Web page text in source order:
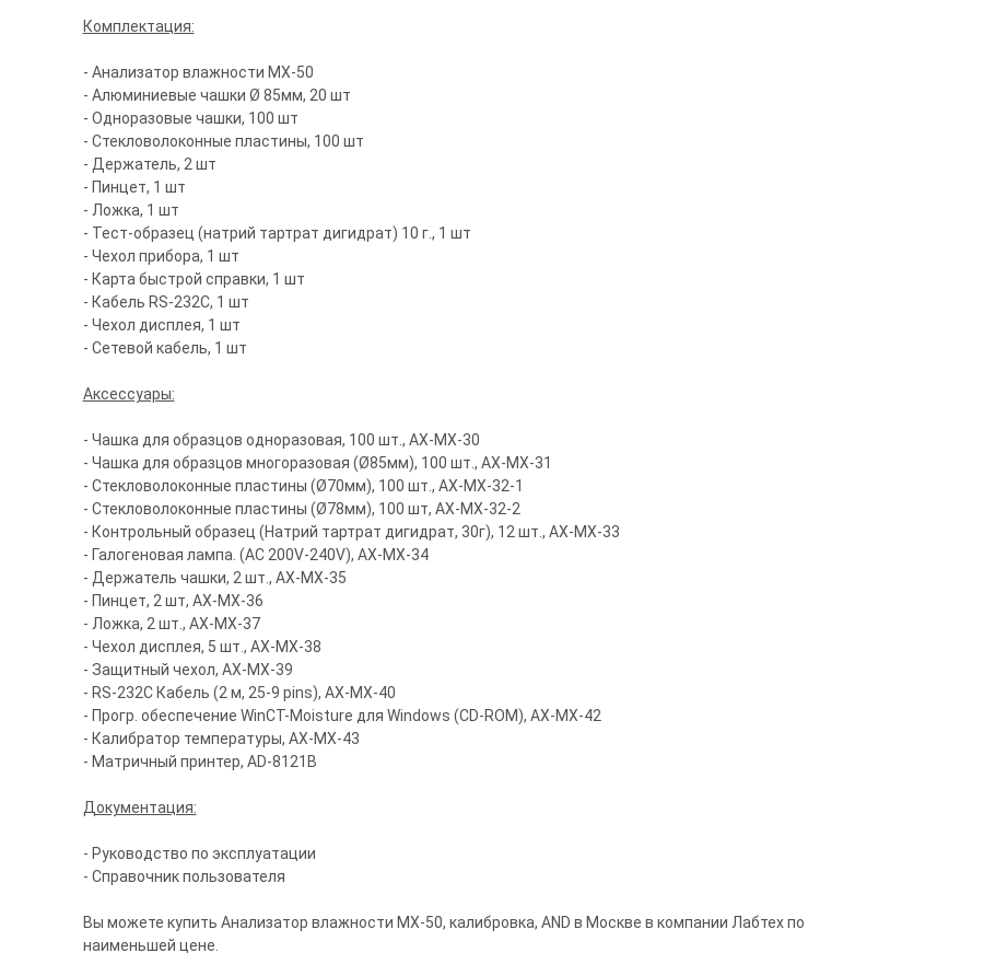
Комплектация:
- Анализатор влажности MX-50
- Алюминиевые чашки Ø 85мм, 20 шт
- Одноразовые чашки, 100 шт
- Стекловолоконные пластины, 100 шт
- Держатель, 2 шт
- Пинцет, 1 шт
- Ложка, 1 шт
- Тест-образец (натрий тартрат дигидрат) 10 г., 1 шт
- Чехол прибора, 1 шт
- Карта быстрой справки, 1 шт
- Кабель RS-232C, 1 шт
- Чехол дисплея, 1 шт
- Сетевой кабель, 1 шт
Аксессуары:
- Чашка для образцов одноразовая, 100 шт., AX-MX-30
- Чашка для образцов многоразовая (Ø85мм), 100 шт., AX-MX-31
- Стекловолоконные пластины (Ø70мм), 100 шт., AX-MX-32-1
- Стекловолоконные пластины (Ø78мм), 100 шт, AX-MX-32-2
- Контрольный образец (Натрий тартрат дигидрат, 30г), 12 шт., AX-MX-33
- Галогеновая лампа. (АС 200V-240V), AX-MX-34
- Держатель чашки, 2 шт., AX-MX-35
- Пинцет, 2 шт, AX-MX-36
- Ложка, 2 шт., AX-MX-37
- Чехол дисплея, 5 шт., AX-MX-38
- Защитный чехол, AX-MX-39
- RS-232C Кабель (2 м, 25-9 pins), AX-MX-40
- Прогр. обеспечение WinCT-Moisture для Windows (CD-ROM), AX-MX-42
- Калибратор температуры, AX-MX-43
- Матричный принтер, AD-8121В
Документация:
- Руководство по эксплуатации
- Справочник пользователя
Вы можете купить Анализатор влажности MX-50, калибровка, AND в Москве в компании Лабтех по
наименьшей цене.